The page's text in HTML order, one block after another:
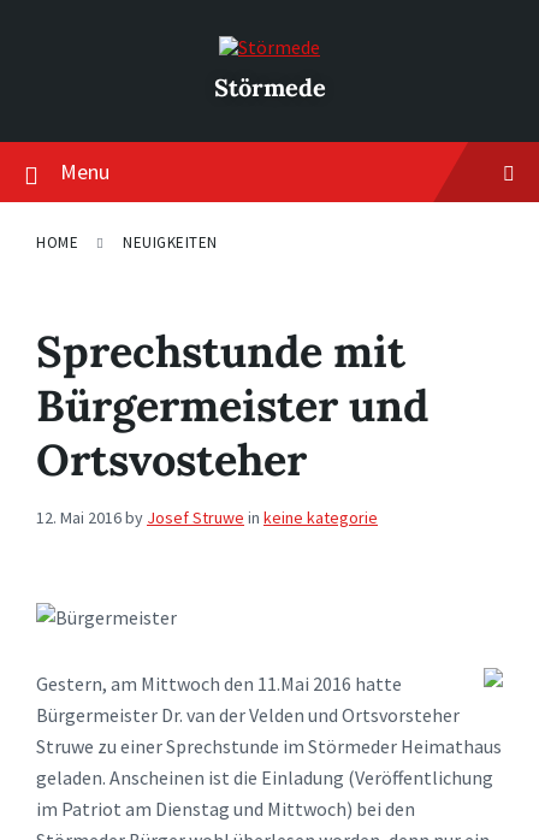
Störmede
Menu
HOME NEUIGKEITEN
Sprechstunde mit
Bürgermeister und
Ortsvosteher
12. Mai 2016by Josef Struwe in keine kategorie
Gestern, am Mittwoch den 11.Mai 2016 hatte
Bürgermeister Dr. van der Velden und Ortsvorsteher
Struwe zu einer Sprechstunde im Störmeder Heimathaus
geladen. Anscheinen ist die Einladung (Veröffentlichung
im Patriot am Dienstag und Mittwoch) bei den